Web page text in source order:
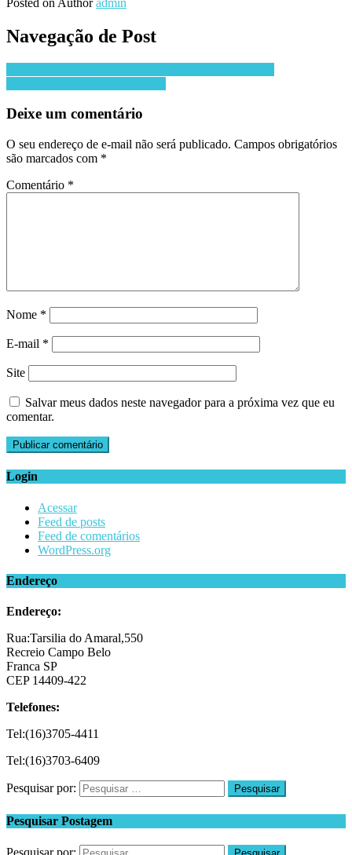
Posted on Author admin
Navegação de Post
Deixe um comentário
O seu endereço de e-mail não será publicado. Campos obrigatórios
são marcados com *
Comentário *
Nome *
E-mail *
Site
Salvar meus dados neste navegador para a próxima vez que eu
comentar.
Login
Acessar
Feed de posts
Feed de comentários
WordPress.org
Endereço
Endereço:
Rua:Tarsilia do Amaral,550
Recreio Campo Belo
Franca SP
CEP 14409-422
Telefones:
Tel:(16)3705-4411
Tel:(16)3703-6409
Pesquisar por:
Pesquisar Postagem
Pesquisar por: